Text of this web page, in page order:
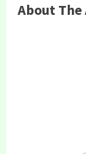
About